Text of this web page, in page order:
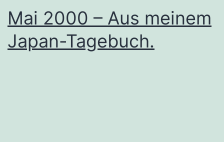
Mai 2000 – Aus meinem
Japan-Tagebuch.